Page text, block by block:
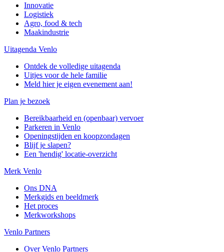
Innovatie
Logistiek
Agro, food & tech
Maakindustrie
Uitagenda Venlo
Ontdek de volledige uitagenda
Uitjes voor de hele familie
Meld hier je eigen evenement aan!
Plan je bezoek
Bereikbaarheid en (openbaar) vervoer
Parkeren in Venlo
Openingstijden en koopzondagen
Blijf je slapen?
Een 'hendig' locatie-overzicht
Merk Venlo
Ons DNA
Merkgids en beeldmerk
Het proces
Merkworkshops
Venlo Partners
Over Venlo Partners